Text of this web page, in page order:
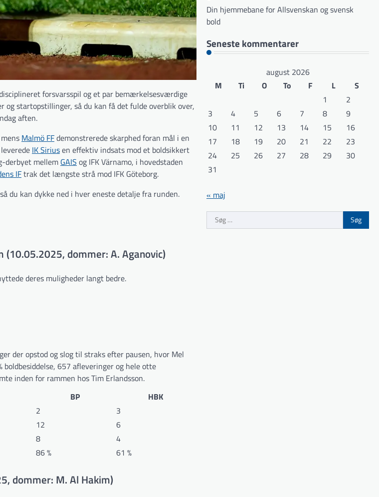
forsvarsspil og et par bemærkelsesværdige
startopstillinger, så du kan få det fulde overblik over,
aften.
Malmö FFdemonstrerede skarphed foran mål i en
IK Siriusen effektiv indsats mod et boldsikkert
derbyet mellem GAIS og IFK Värnamo, i hovedstaden
IFtrak det længste strå mod IFK Göteborg.
du kan dykke ned i hver eneste detalje fra runden.
dommer: A. Aganovic)
deres muligheder langt bedre.
der opstod og slog til straks efter pausen, hvor Mel
657 afleveringer og hele otte
inden for rammen hos Tim Erlandsson.
BP
HBK
2
3
12
6
8
4
86 % 61 %
dommer: M. Al Hakim)
Din hjemmebane for Allsvenskan og svensk
bold
Seneste kommentarer
august 2026
M
Ti O To F L
S
1
2
3
4 5 6 7 8
9
10
11 12 13 14 15
16
17
18 19 20 21 22
23
24
25 26 27 28 29
30
31
« maj
Søg
efter: